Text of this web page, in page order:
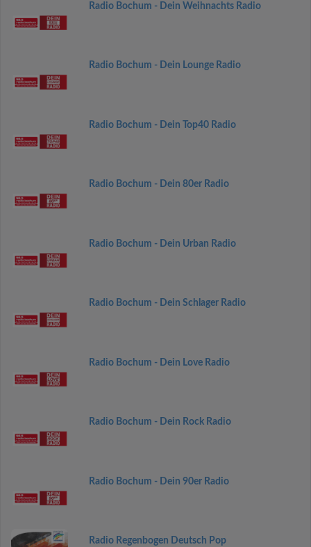
Radio Bochum - Dein Weihnachts Radio
Radio Bochum - Dein Lounge Radio
Radio Bochum - Dein Top40 Radio
Radio Bochum - Dein 80er Radio
Radio Bochum - Dein Urban Radio
Radio Bochum - Dein Schlager Radio
Radio Bochum - Dein Love Radio
Radio Bochum - Dein Rock Radio
Radio Bochum - Dein 90er Radio
Radio Regenbogen Deutsch Pop